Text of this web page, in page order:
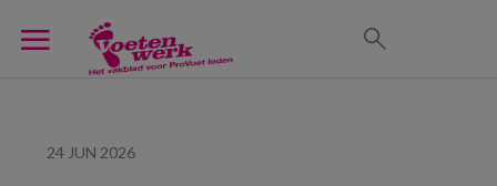
24 JUN 2026